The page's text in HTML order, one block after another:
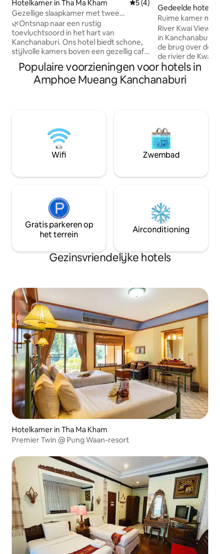
Hotelkamer in Tha Ma Kham Gemiddelde beoordeling
5 (4)
Gezellige slaapkamer met twee
eenpersoonsbedden op een toplocatie
in Kanchanaburi
🌿Ontsnap naar een rustig
toevluchtsoord in het hart van
Kanchanaburi. Ons hotel biedt schone,
stijlvolle kamers boven een gezellig café
en een ontspannende Thaise
massagewinkel, die alles biedt wat je
nodig hebt voor een verjongend verblijf.
badkamer met warme douche en
basisvoorzieningen - Grote ramen of
balkon met rustgevend uitzicht op de
tuin of de straat - Snelle wifi, smart-tv en
Gedeelde
Ruime kamer
Superior
River Kwai View
in Kanchanaburi.
de brug over de
de rivier de Kwai
water van de
Het is geschikt
hotel ligt ook
gunstig gelegen,
treinstation, Ploy
souvenirwinkels,
Amazon.
Populaire voorzieningen voor hotels in
Amphoe Mueang Kanchanaburi
Wifi Zwembad
Gratis parkeren op
het terrein
Airconditioning
Gezinsvriendelijke hotels
Hotelkamer in Tha Ma Kham
Premier Twin @ Pung Waan-resort